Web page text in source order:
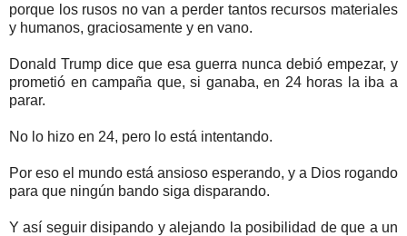
porque los rusos no van a perder tantos recursos materiales
y humanos, graciosamente y en vano.
Donald Trump dice que esa guerra nunca debió empezar, y
prometió en campaña que, si ganaba, en 24 horas la iba a
parar.
No lo hizo en 24, pero lo está intentando.
Por eso el mundo está ansioso esperando, y a Dios rogando
para que ningún bando siga disparando.
Y así seguir disipando y alejando la posibilidad de que a un